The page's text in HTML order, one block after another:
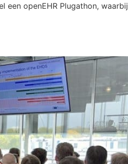
een openEHR Plugathon, waarbij